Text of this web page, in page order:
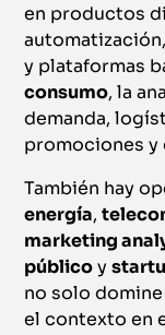
en productos
y plataformas
consumo, la
demanda,
promociones
También hay
energía,
marketing
públicoy
no solo
el contexto en